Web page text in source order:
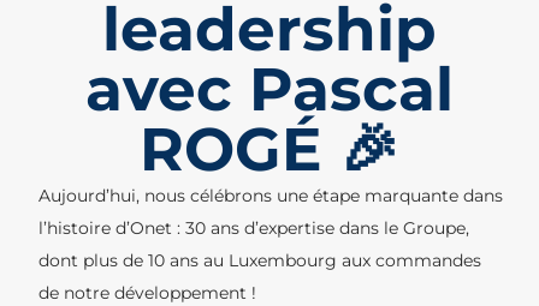
leadership
avec Pascal
ROGÉ 🎉
Aujourd’hui, nous célébrons une étape marquante dans
l’histoire d’Onet : 30 ans d’expertise dans le Groupe,
dont plus de 10 ans au Luxembourg aux commandes
de notre développement !